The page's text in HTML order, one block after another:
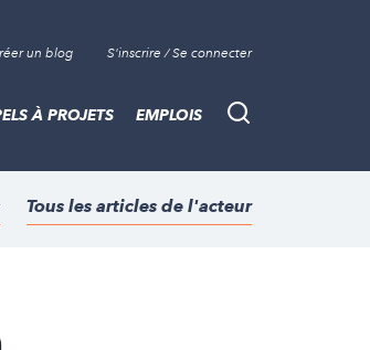
un blog S'inscrire / Se connecter
Recherche
À PROJETS EMPLOIS
Tous les articles de l'acteur